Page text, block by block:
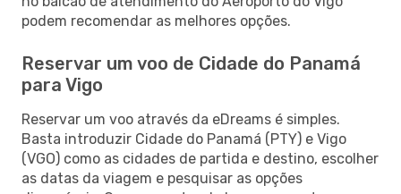
podem recomendar as melhores opções.
Reservar um voo de Cidade do Panamá
para Vigo
Reservar um voo através da eDreams é simples.
Basta introduzir Cidade do Panamá (PTY) e Vigo
(VGO) como as cidades de partida e destino, escolher
as datas da viagem e pesquisar as opções